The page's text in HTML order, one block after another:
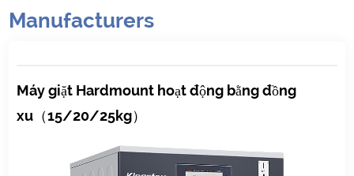
Manufacturers
Máy giặt Hardmount hoạt động bằng đồng
xu（15/20/25kg）